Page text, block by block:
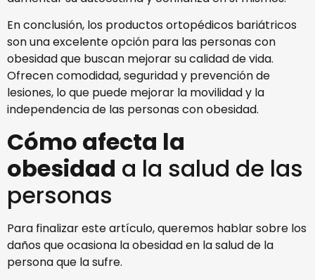
En conclusión, los productos ortopédicos bariátricos
son una excelente opción para las personas con
obesidad que buscan mejorar su calidad de vida.
Ofrecen comodidad, seguridad y prevención de
lesiones, lo que puede mejorar la movilidad y la
independencia de las personas con obesidad.
Cómo afecta la
obesidad a la salud de las
personas
Para finalizar este artículo, queremos hablar sobre los
daños que ocasiona la obesidad en la salud de la
persona que la sufre.